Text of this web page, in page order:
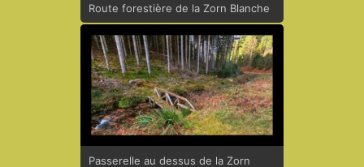
Route forestière de la Zorn Blanche
Passerelle au dessus de la Zorn